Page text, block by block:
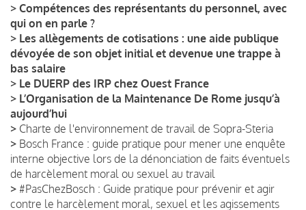
> Compétences des représentants du personnel, avec
qui on en parle ?
> Les allègements de cotisations : une aide publique
dévoyée de son objet initial et devenue une trappe à
bas salaire
> Le DUERP des IRP chez Ouest France
> L’Organisation de la Maintenance De Rome jusqu’à
aujourd’hui
> Charte de l'environnement de travail de Sopra-Steria
> Bosch France : guide pratique pour mener une enquête
interne objective lors de la dénonciation de faits éventuels
de harcèlement moral ou sexuel au travail
> #PasChezBosch : Guide pratique pour prévenir et agir
contre le harcèlement moral, sexuel et les agissements